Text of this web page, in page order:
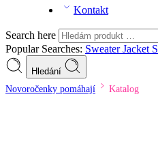
Kontakt
Search here
Popular Searches: SweaterJacket
Hledání
Novoročenky pomáhají Katalog